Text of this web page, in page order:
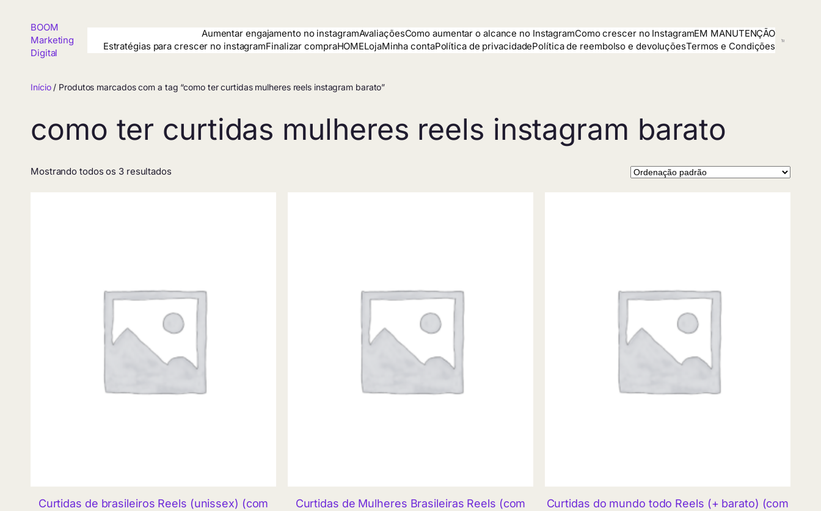
conteúdo
BOOM
Marketing
Digital
Aumentar engajamento no instagramAvaliaçõesComo aumentar o alcance no InstagramComo crescer no InstagramEM MANUTENÇÃO
Estratégias para crescer no instagramFinalizar compraHOMELojaMinha contaPolítica de privacidadePolítica de reembolso e devoluçõesTermos e Condições
Início/ Produtos marcados com a tag “como ter curtidas mulheres reels instagram barato”
como ter curtidas mulheres reels instagram barato
Mostrando todos os 3 resultados
Curtidas de brasileiros Reels (unissex) (com
Curtidas de Mulheres Brasileiras Reels (com
Curtidas do mundo todo Reels (+ barato) (com